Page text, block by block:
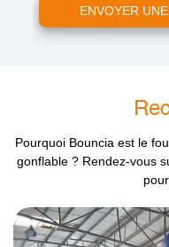
ENVOYER
Pourquoi Bouncia est le
gonflable ? Rendez-vous